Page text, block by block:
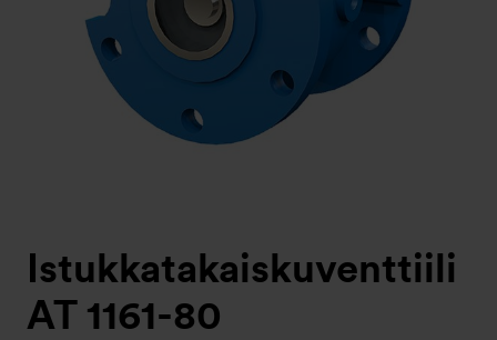
Istukkatakaiskuventtiili
AT 1161-80